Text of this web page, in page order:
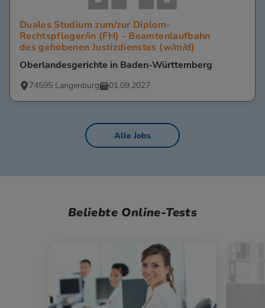
Duales Studium zum/zur Diplom-
Rechtspfleger/in (FH) - Beamtenlaufbahn
des gehobenen Justizdienstes (w/m/d)
Oberlandesgerichte in Baden-Württemberg
74595 Langenburg 01.09.2027
Alle Jobs
Beliebte Online-Tests